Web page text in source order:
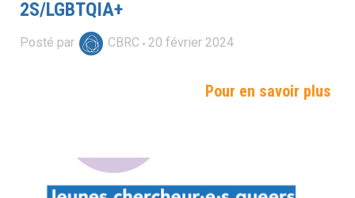
2S/LGBTQIA+
Posté par CBRC 20 février 2024
Pour en savoir plus